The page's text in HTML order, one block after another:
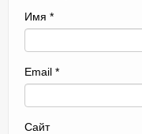
Имя *
Email *
Сайт